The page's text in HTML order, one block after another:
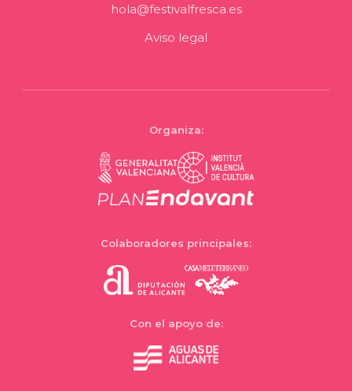
hola@festivalfresca.es
Aviso legal
Organiza:
Colaboradores principales:
Con el apoyo de: